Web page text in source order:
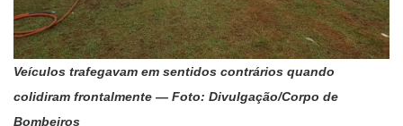
Veículos trafegavam em sentidos contrários quando
colidiram frontalmente — Foto: Divulgação/Corpo de
Bombeiros